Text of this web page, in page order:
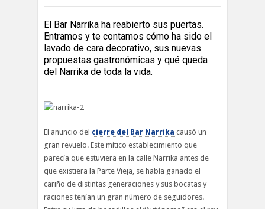
El Bar Narrika ha reabierto sus puertas.
Entramos y te contamos cómo ha sido el
lavado de cara decorativo, sus nuevas
propuestas gastronómicas y qué queda
del Narrika de toda la vida.
El anuncio del cierre del Bar Narrika causó un
gran revuelo. Este mítico establecimiento que
parecía que estuviera en la calle Narrika antes de
que existiera la Parte Vieja, se había ganado el
cariño de distintas generaciones y sus bocatas y
raciones tenían un gran número de seguidores.